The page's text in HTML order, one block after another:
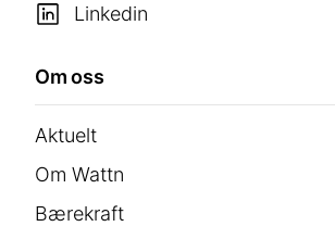
Linkedin
Om oss
Aktuelt
Om Wattn
Bærekraft